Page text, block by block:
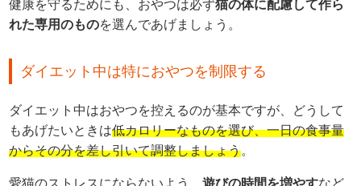
健康を守るためにも、おやつは必ず猫の体に配慮して作ら
れた専用のものを選んであげましょう。
ダイエット中は特におやつを制限する
ダイエット中はおやつを控えるのが基本ですが、どうして
もあげたいときは低カロリーなものを選び、一日の食事量
からその分を差し引いて調整しましょう。
愛猫のストレスにならないよう、遊びの時間を増やすなど